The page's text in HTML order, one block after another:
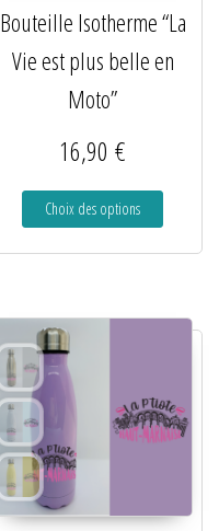
Bouteille Isotherme “La
Vie est plus belle en
Moto”
16,90€
Choix des options